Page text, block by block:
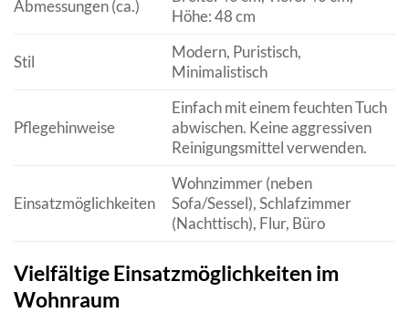
Abmessungen (ca.)
Höhe: 48 cm
Stil
Modern, Puristisch,
Minimalistisch
Pflegehinweise
Einfach mit einem feuchten Tuch
abwischen. Keine aggressiven
Reinigungsmittel verwenden.
Einsatzmöglichkeiten
Wohnzimmer (neben
Sofa/Sessel), Schlafzimmer
(Nachttisch), Flur, Büro
Vielfältige Einsatzmöglichkeiten im
Wohnraum